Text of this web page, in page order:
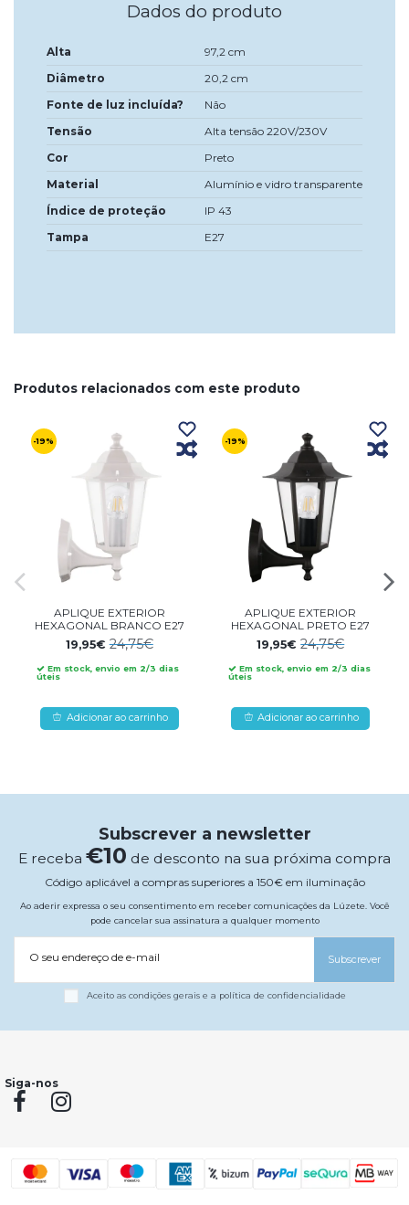
Dados do produto
Alta
97,2 cm
Diâmetro
20,2 cm
Fonte de luz incluída?
Não
Tensão
Alta tensão 220V/230V
Cor
Preto
Material
Alumínio e vidro transparente
Índice de proteção
IP 43
Tampa
E27
Produtos relacionados com este produto
-19%
APLIQUE EXTERIOR
HEXAGONAL BRANCO E27
19,95€24,75€
Em stock, envio em 2/3 dias
úteis
Adicionar ao carrinho
-19%
APLIQUE EXTERIOR
HEXAGONAL PRETO E27
19,95€24,75€
Em stock, envio em 2/3 dias
úteis
Adicionar ao carrinho
Subscrever a newsletter
E receba €10 de desconto na sua próxima compra
Código aplicável a compras superiores a 150€ em iluminação
Ao aderir expressa o seu consentimento em receber comunicações da Lúzete. Você
pode cancelar sua assinatura a qualquer momento
O seu endereço de e-mail Subscrever
Aceito as condições gerais e a política de confidencialidade
Siga-nos